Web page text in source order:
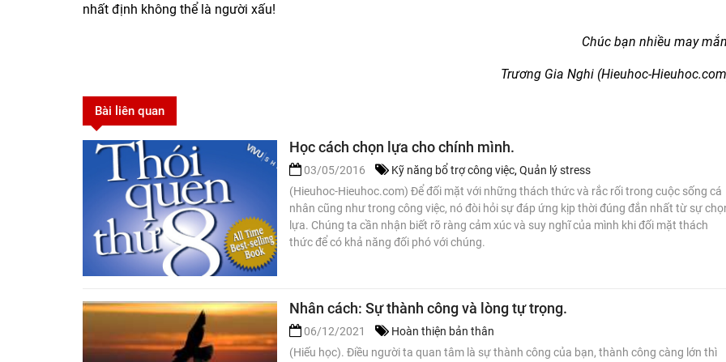
nhất định không thể là người xấu!
Chúc bạn nhiều may
Trương Gia Nghi (Hieuhoc-
Bài liên quan
Học cách chọn lựa cho chính mình.
03/05/2016 Kỹ năng bổ trợ công việc, Quản lý stress
(Hieuhoc-Hieuhoc.com) Để đối mặt với những thách thức và rắc rối trong cuộc sống cá
nhân cũng như trong công việc, nó đòi hỏi sự đáp ứng kịp thời đúng đắn nhất từ sự
lựa. Chúng ta cần nhận biết rõ ràng cảm xúc và suy nghĩ của mình khi đối mặt thách
thức để có khả năng đối phó với chúng.
Nhân cách: Sự thành công và lòng tự trọng.
06/12/2021
Hoàn thiện bản thân
(Hiếu học). Điều người ta quan tâm là sự thành công của bạn, thành công càng lớn thì